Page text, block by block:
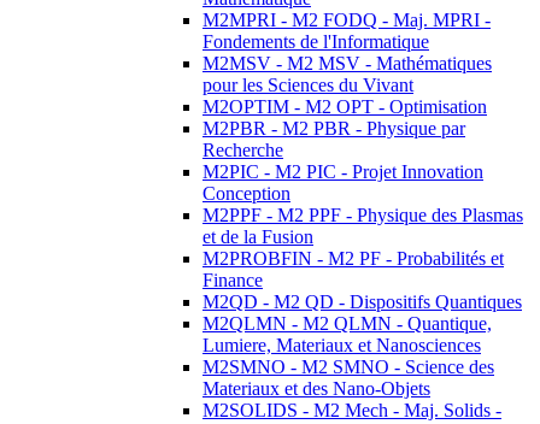
M2MPRI - M2 FODQ - Maj. MPRI -
Fondements de l'Informatique
M2MSV - M2 MSV - Mathématiques
pour les Sciences du Vivant
M2OPTIM - M2 OPT - Optimisation
M2PBR - M2 PBR - Physique par
Recherche
M2PIC - M2 PIC - Projet Innovation
Conception
M2PPF - M2 PPF - Physique des Plasmas
et de la Fusion
M2PROBFIN - M2 PF - Probabilités et
Finance
M2QD - M2 QD - Dispositifs Quantiques
M2QLMN - M2 QLMN - Quantique,
Lumiere, Materiaux et Nanosciences
M2SMNO - M2 SMNO - Science des
Materiaux et des Nano-Objets
M2SOLIDS - M2 Mech - Maj. Solids -